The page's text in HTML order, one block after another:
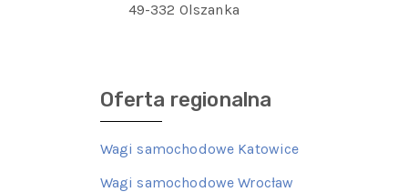
49-332 Olszanka
Oferta regionalna
Wagi samochodowe Katowice
Wagi samochodowe Wrocław